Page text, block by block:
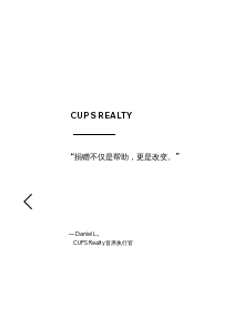
CUPS REALTY
“捐赠不仅是帮助，更是改变。”
— Daniel L.,
CUPS Realty首席执行官